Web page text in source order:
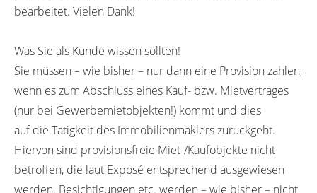
bearbeitet. Vielen Dank!
Was Sie als Kunde wissen sollten!
Sie müssen – wie bisher – nur dann eine Provision zahlen,
wenn es zum Abschluss eines Kauf- bzw. Mietvertrages
(nur bei Gewerbemietobjekten!) kommt und dies
auf die Tätigkeit des Immobilienmaklers zurückgeht.
Hiervon sind provisionsfreie Miet-/Kaufobjekte nicht
betroffen, die laut Exposé entsprechend ausgewiesen
werden. Besichtigungen etc. werden – wie bisher – nicht